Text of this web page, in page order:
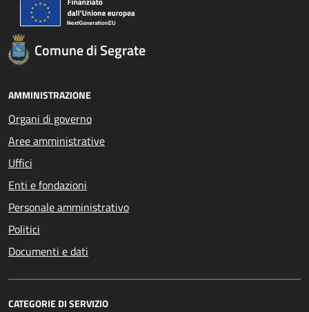
Comune di Segrate
AMMINISTRAZIONE
Organi di governo
Aree amministrative
Uffici
Enti e fondazioni
Personale amministrativo
Politici
Documenti e dati
CATEGORIE DI SERVIZIO